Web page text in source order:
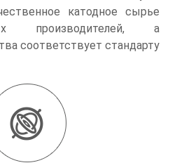
катодное сырье
производителей, а
соответствует стандарту